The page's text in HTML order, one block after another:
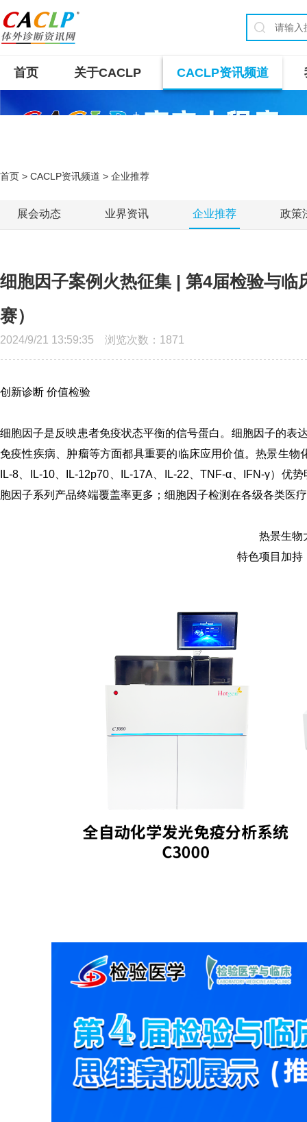
首页 关于CACLP CACLP资讯频道
首页 > CACLP资讯频道 > 企业推荐
展会动态 业界资讯 企业推荐 政策
细胞因子案例火热征集 | 第4届检验与
赛）
2024/9/21 13:59:35 浏览次数： 1871
创新诊断 价值检验
细胞因子是反映患者免疫状态平衡的信号蛋白。细胞因子的表
免疫性疾病、肿瘤等方面都具重要的临床应用价值。热景生物
IL-8、IL-10、IL-12p70、IL-17A、IL-22、TNF-α、IFN-γ）优
胞因子系列产品终端覆盖率更多 ；细胞因子检测在各级各类医
热景生物
特色项目加持